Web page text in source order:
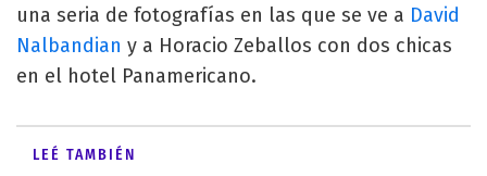
una seria de fotografías en las que se ve a David
Nalbandian y a Horacio Zeballos con dos chicas
en el hotel Panamericano.
LEÉ TAMBIÉN